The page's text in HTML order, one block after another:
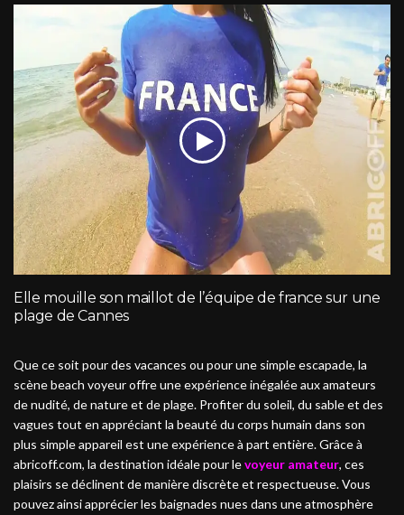
Elle mouille son maillot de l’équipe de france sur une
plage de Cannes
Que ce soit pour des vacances ou pour une simple escapade, la
scène beach voyeur offre une expérience inégalée aux amateurs
de nudité, de nature et de plage. Profiter du soleil, du sable et des
vagues tout en appréciant la beauté du corps humain dans son
plus simple appareil est une expérience à part entière. Grâce à
abricoff.com, la destination idéale pour levoyeur amateur, ces
plaisirs se déclinent de manière discrète et respectueuse. Vous
pouvez ainsi apprécier les baignades nues dans une atmosphère